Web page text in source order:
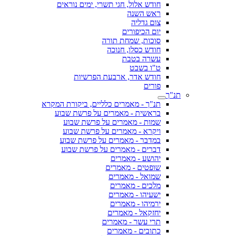
חודש אלול, חגי תשרי, ימים נוראים
ראש השנה
צום גדליה
יום הכיפורים
סוכות, שמחת תורה
חודש כסלו, חנוכה
עשרה בטבת
ט"ו בשבט
חודש אדר, ארבעת הפרשיות
פורים
תנ"ך
תנ"ך - מאמרים כלליים, ביקורת המקרא
בראשית - מאמרים על פרשת שבוע
שמות - מאמרים על פרשת שבוע
ויקרא - מאמרים על פרשת שבוע
במדבר - מאמרים על פרשת שבוע
דברים - מאמרים על פרשת שבוע
יהושע - מאמרים
שופטים - מאמרים
שמואל - מאמרים
מלכים - מאמרים
ישעיהו - מאמרים
ירמיהו - מאמרים
יחזקאל - מאמרים
תרי עשר - מאמרים
כתובים - מאמרים